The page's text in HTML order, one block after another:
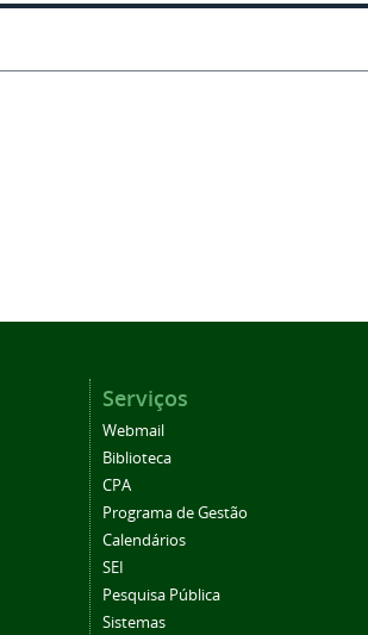
Serviços
Webmail
Biblioteca
CPA
Programa de Gestão
Calendários
SEI
Pesquisa Pública
Sistemas